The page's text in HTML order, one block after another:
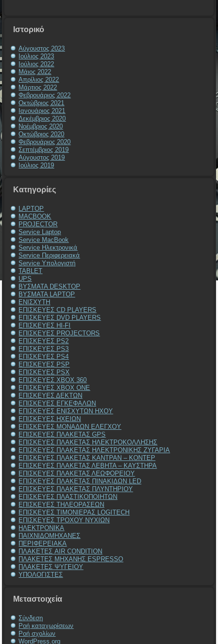
Ιστορικό
Αύγουστος 2023
Ιούλιος 2023
Ιούλιος 2022
Μάιος 2022
Απρίλιος 2022
Μάρτιος 2022
Φεβρουάριος 2022
Οκτώβριος 2021
Ιανουάριος 2021
Δεκέμβριος 2020
Νοέμβριος 2020
Οκτώβριος 2020
Φεβρουάριος 2020
Σεπτέμβριος 2019
Αύγουστος 2019
Ιούλιος 2019
Kατηγορίες
LAPTOP
MACBOOK
PROJECTOR
Service Laptop
Service MacBook
Service Ηλεκτρονικά
Service Περιφερειακά
Service Υπολογιστή
TABLET
UPS
ΒΥΣΜΑΤΑ DESKTOP
ΒΥΣΜΑΤΑ LAPTOP
ΕΝΙΣΧΥΤΗ
ΕΠΙΣΚΕΥΕΣ CD PLAYERS
ΕΠΙΣΚΕΥΕΣ DVD PLAYERS
ΕΠΙΣΚΕΥΕΣ HI-FI
ΕΠΙΣΚΕΥΕΣ PROJECTORS
ΕΠΙΣΚΕΥΕΣ PS2
ΕΠΙΣΚΕΥΕΣ PS3
ΕΠΙΣΚΕΥΕΣ PS4
ΕΠΙΣΚΕΥΕΣ PSP
ΕΠΙΣΚΕΥΕΣ PSX
ΕΠΙΣΚΕΥΕΣ XBOX 360
ΕΠΙΣΚΕΥΕΣ XBOX ONE
ΕΠΙΣΚΕΥΕΣ ΔΕΚΤΩΝ
ΕΠΙΣΚΕΥΕΣ ΕΓΚΕΦΑΛΩΝ
ΕΠΙΣΚΕΥΕΣ ΕΝΙΣΧΥΤΩΝ ΗΧΟΥ
ΕΠΙΣΚΕΥΕΣ ΗΧΕΙΩΝ
ΕΠΙΣΚΕΥΕΣ ΜΟΝΑΔΩΝ ΕΛΕΓΧΟΥ
ΕΠΙΣΚΕΥΕΣ ΠΛΑΚΕΤΑΣ GPS
ΕΠΙΣΚΕΥΕΣ ΠΛΑΚΕΤΑΣ ΗΛΕΚΤΡΟΚΟΛΛΗΣΗΣ
ΕΠΙΣΚΕΥΕΣ ΠΛΑΚΕΤΑΣ ΗΛΕΚΤΡΟΝΙΚΗΣ ΖΥΓΑΡΙΑ
ΕΠΙΣΚΕΥΕΣ ΠΛΑΚΕΤΑΣ ΚΑΝΤΡΑΝ – ΚΟΝΤΕΡ
ΕΠΙΣΚΕΥΕΣ ΠΛΑΚΕΤΑΣ ΛΕΒΗΤΑ – ΚΑΥΣΤΗΡΑ
ΕΠΙΣΚΕΥΕΣ ΠΛΑΚΕΤΑΣ ΛΕΩΦΟΡΕΙΟΥ
ΕΠΙΣΚΕΥΕΣ ΠΛΑΚΕΤΑΣ ΠΙΝΑΚΙΔΩΝ LED
ΕΠΙΣΚΕΥΕΣ ΠΛΑΚΕΤΑΣ ΠΛΥΝΤΗΡΙΟΥ
ΕΠΙΣΚΕΥΕΣ ΠΛΑΣΤΙΚΟΠΟΙΗΤΩΝ
ΕΠΙΣΚΕΥΕΣ ΤΗΛΕΟΡΑΣΕΩΝ
ΕΠΙΣΚΕΥΕΣ ΤΙΜΟΝΙΕΡΑΣ LOGITECH
ΕΠΙΣΚΕΥΕΣ ΤΡΟΧΟΥ ΝΥΧΙΩΝ
ΗΛΕΚΤΡΟΝΙΚΑ
ΠΑΙΧΝΙΔΟΜΗΧΑΝΕΣ
ΠΕΡΙΦΕΡΕΙΑΚΑ
ΠΛΑΚΕΤΕΣ AIR CONDITION
ΠΛΑΚΕΤΕΣ ΜΗΧΑΝΗΣ ESPRESSO
ΠΛΑΚΕΤΕΣ ΨΥΓΕΙΟΥ
ΥΠΟΛΟΓΙΣΤΕΣ
Μεταστοιχεία
Σύνδεση
Ροή καταχωρίσεων
Ροή σχολίων
WordPress.org